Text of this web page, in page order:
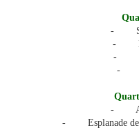
-
-
-
-
-
- Esplanade de